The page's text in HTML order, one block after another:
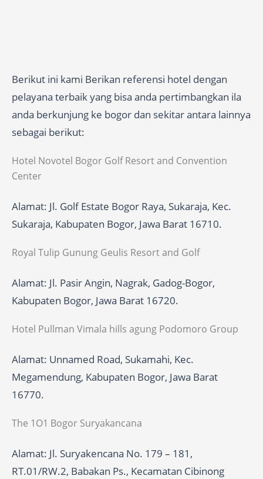
Berikut ini kami Berikan referensi hotel dengan
pelayana terbaik yang bisa anda pertimbangkan ila
anda berkunjung ke bogor dan sekitar antara lainnya
sebagai berikut:
Hotel Novotel Bogor Golf Resort and Convention
Center
Alamat: Jl. Golf Estate Bogor Raya, Sukaraja, Kec.
Sukaraja, Kabupaten Bogor, Jawa Barat 16710.
Royal Tulip Gunung Geulis Resort and Golf
Alamat: Jl. Pasir Angin, Nagrak, Gadog-Bogor,
Kabupaten Bogor, Jawa Barat 16720.
Hotel Pullman Vimala hills agung Podomoro Group
Alamat: Unnamed Road, Sukamahi, Kec.
Megamendung, Kabupaten Bogor, Jawa Barat
16770.
The 1O1 Bogor Suryakancana
Alamat: Jl. Suryakencana No. 179 – 181,
RT.01/RW.2, Babakan Ps., Kecamatan Cibinong